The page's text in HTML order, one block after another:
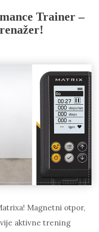
Trainer –
Magnetni otpor,
aktivne trening